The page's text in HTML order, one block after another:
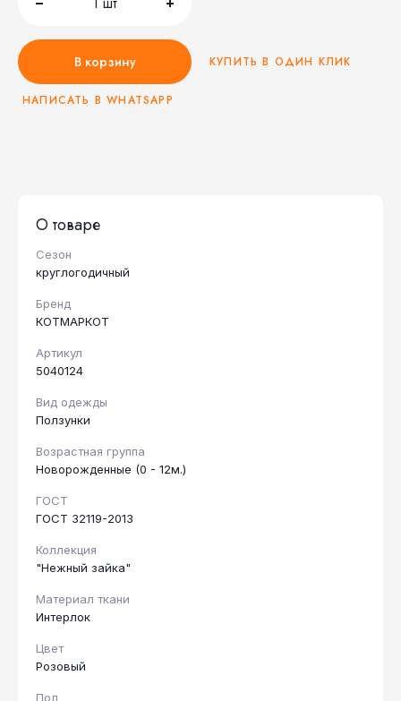
В корзину КУПИТЬ В ОДИН КЛИК
НАПИСАТЬ В WHATSAPP
О товаре
Сезон
круглогодичный
Бренд
КОТМАРКОТ
Артикул
5040124
Вид одежды
Ползунки
Возрастная группа
Новорожденные (0 - 12м.)
ГОСТ
ГОСТ 32119-2013
Коллекция
"Нежный зайка"
Материал ткани
Интерлок
Цвет
Розовый
Пол